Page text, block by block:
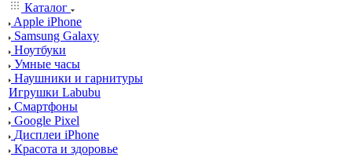
Каталог
Apple iPhone
Samsung Galaxy
Ноутбуки
Умные часы
Наушники и гарнитуры
Игрушки Labubu
Смартфоны
Google Pixel
Дисплеи iPhone
Красота и здоровье